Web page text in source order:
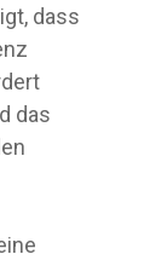
dass
das